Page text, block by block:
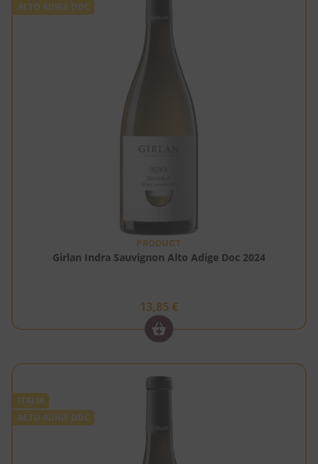
ALTO ADIGE DOC
PRODUCT
Girlan Indra Sauvignon Alto Adige Doc 2024
13,85 €
ITALIA
ALTO ADIGE DOC